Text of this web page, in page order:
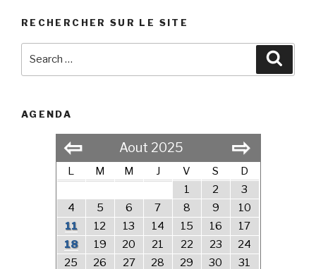
RECHERCHER SUR LE SITE
AGENDA
⇦ Aout 2025 ⇨
L M M J V S
D
1
2
3
4
5 6 7 8 9
10
11
12 13 14 15 16
17
18
19 20 21 22 23
24
25
26 27 28 29 30 31